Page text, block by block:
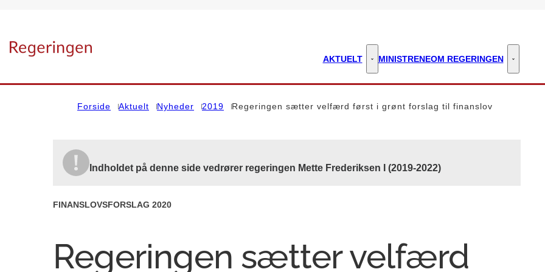
AKTUELT Aktuelt - Flere links
MINISTRENEOM REGERINGEN Om
Forside Aktuelt Nyheder 2019 Regeringen sætter velfærd først i grønt forslag til finanslov
Indholdet på denne side vedrører regeringen Mette Frederiksen I (2019-2022)
FINANSLOVSFORSLAG 2020
Regeringen sætter velfærd